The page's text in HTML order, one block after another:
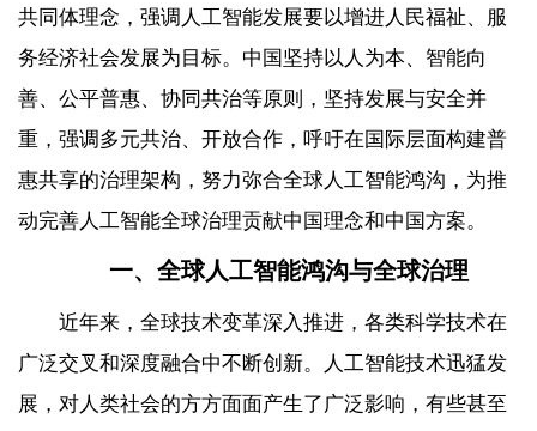
共同体理念，强调人工智能发展要以增进人民福祉、服
务经济社会发展为目标。中国坚持以人为本、智能向
善、公平普惠、协同共治等原则，坚持发展与安全并
重，强调多元共治、开放合作，呼吁在国际层面构建普
惠共享的治理架构，努力弥合全球人工智能鸿沟，为推
动完善人工智能全球治理贡献中国理念和中国方案。
一、全球人工智能鸿沟与全球治理
近年来，全球技术变革深入推进，各类科学技术在
广泛交叉和深度融合中不断创新。人工智能技术迅猛发
展，对人类社会的方方面面产生了广泛影响，有些甚至